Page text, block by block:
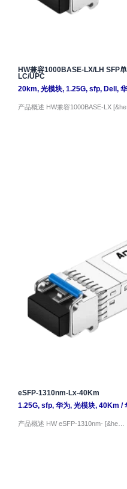
HW兼容1000BASE-LX/LH SFP
LC/UPC
20km, 光模块, 1.25G, sfp, Dell ,
产品概述 HW兼容1000BASE-LX
eSFP-1310nm-Lx-40Km
1.25G, sfp, 华为, 光模块, 40Km /
产品概述 HW eSFP-1310nm- [&he…